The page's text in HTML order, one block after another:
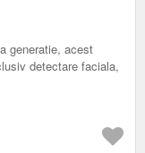
generatie, acest
detectare faciala,